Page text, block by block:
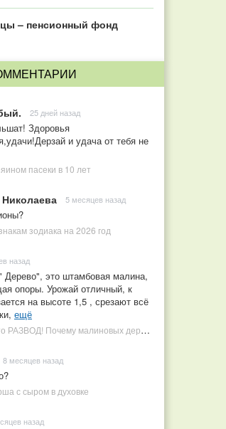
– пенсионный фонд
25 дней назад
Здоровья
и удача от тебя не
пасеки в 10 лет
Николаева 5 месяцев назад
зодиака на 2026 год
назад
Дерево", это штамбовая малина,
опоры. Урожай отличный, к
на высоте 1,5 , срезают всё
ещё
Товарищи, это РАЗВОД! Почему малиновых деревьев не бывает, или Как ушлые продавцы наживаются на мечтах садоводов
8 месяцев назад
с сыром в духовке
назад